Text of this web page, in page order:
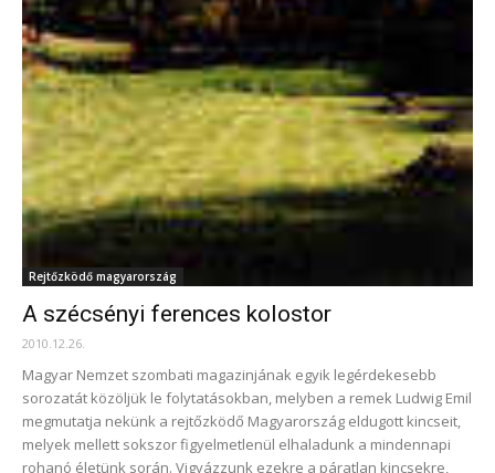
Rejtőzködő magyarország
A szécsényi ferences kolostor
2010.12.26.
Magyar Nemzet szombati magazinjának egyik legérdekesebb
sorozatát közöljük le folytatásokban, melyben a remek Ludwig Emil
megmutatja nekünk a rejtőzködő Magyarország eldugott kincseit,
melyek mellett sokszor figyelmetlenül elhaladunk a mindennapi
rohanó életünk során. Vigyázzunk ezekre a páratlan kincsekre,